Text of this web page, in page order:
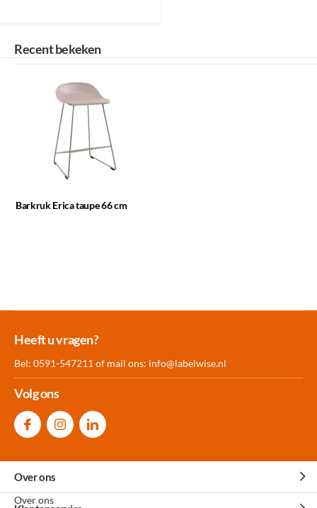
Recent bekeken
Barkruk Erica taupe 66 cm
Meer dan 30.000
Heeft u vragen?
Bel: 0591-547211 of mail ons: info@labelwise.nl
Volg ons
Over ons
Over ons